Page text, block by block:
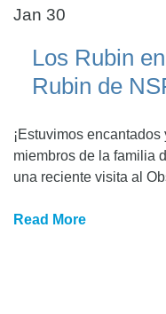
Jan 30
Los Rubin
Rubin de
¡Estuvimos
miembros de la familia
una reciente visita al
Read More